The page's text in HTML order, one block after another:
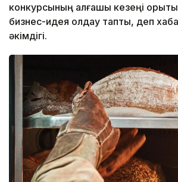
конкурсының алғашқы кезеңі
бизнес-идея қолдау тапты, деп
әкімдігі.